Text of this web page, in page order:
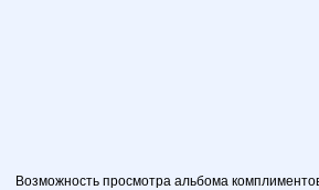
Возможность просмотра альбома